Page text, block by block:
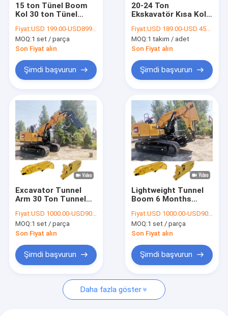
Ürün
videolar
VR Gösterisi
Kalite Kontrolü
Haberler
15 ton Tünel Boom
Kol 30 ton Tünel
makinesi Tünel Kol
Kısalama Kol Tünel
Boom
Fiyat:USD 199.00-USD8999.00
MOQ:1 set / parça
Son Fiyat alın
Şimdi başvurun
20-24 Ton
Ekskavatör Kısa Kol
Fiyat:USD 189.00-USD 4590.00
MOQ:1 takım / adet
Son Fiyat alın
Şimdi başvurun
Excavator Tunnel
Arm 30 Ton Tunnel
Warranty
Fiyat:USD 1000.00-USD9000.00
MOQ:1 set / parça
Son Fiyat alın
Şimdi başvurun
Lightweight Tunnel
Boom 6 Months
Tunnel Arm
Fiyat:USD 1000.00-USD9000.00
MOQ:1 set / parça
Son Fiyat alın
Şimdi başvurun
Daha fazla göster